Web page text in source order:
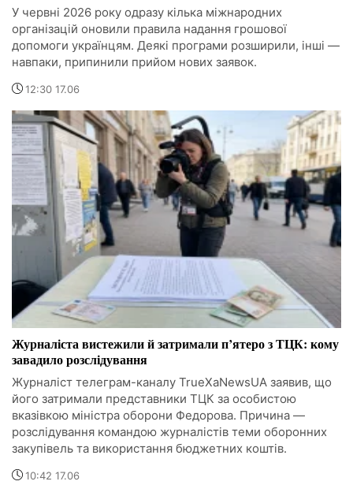
У червні 2026 року одразу кілька міжнародних
організацій оновили правила надання грошової
допомоги українцям. Деякі програми розширили, інші —
навпаки, припинили прийом нових заявок.
12:30 17.06
Журналіста вистежили й затримали п’ятеро з ТЦК: кому
завадило розслідування
Журналіст телеграм-каналу TrueXaNewsUA заявив, що
його затримали представники ТЦК за особистою
вказівкою міністра оборони Федорова. Причина —
розслідування командою журналістів теми оборонних
закупівель та використання бюджетних коштів.
10:42 17.06